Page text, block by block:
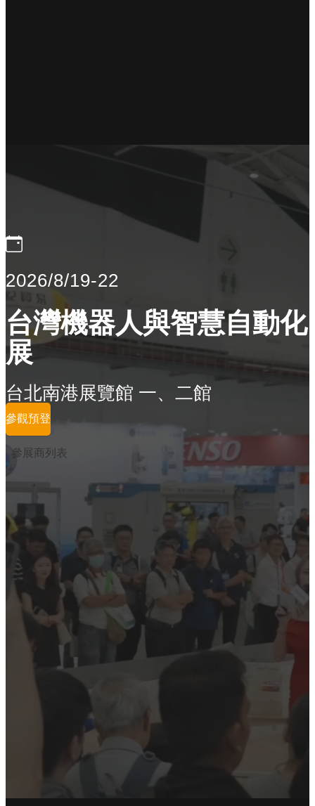
2026/8/19-22
台灣機器人與智慧自動化
展
台北南港展覽館 一、二館
參觀預登
參展商列表